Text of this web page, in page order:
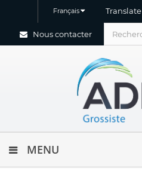
Translate
Français
Nous contacter
MENU